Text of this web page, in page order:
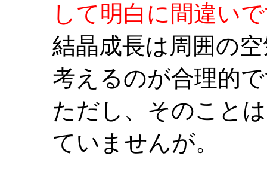
して明白に間違い
結晶成長は周囲の
考えるのが合理的
ただし、そのこと
ていませんが。